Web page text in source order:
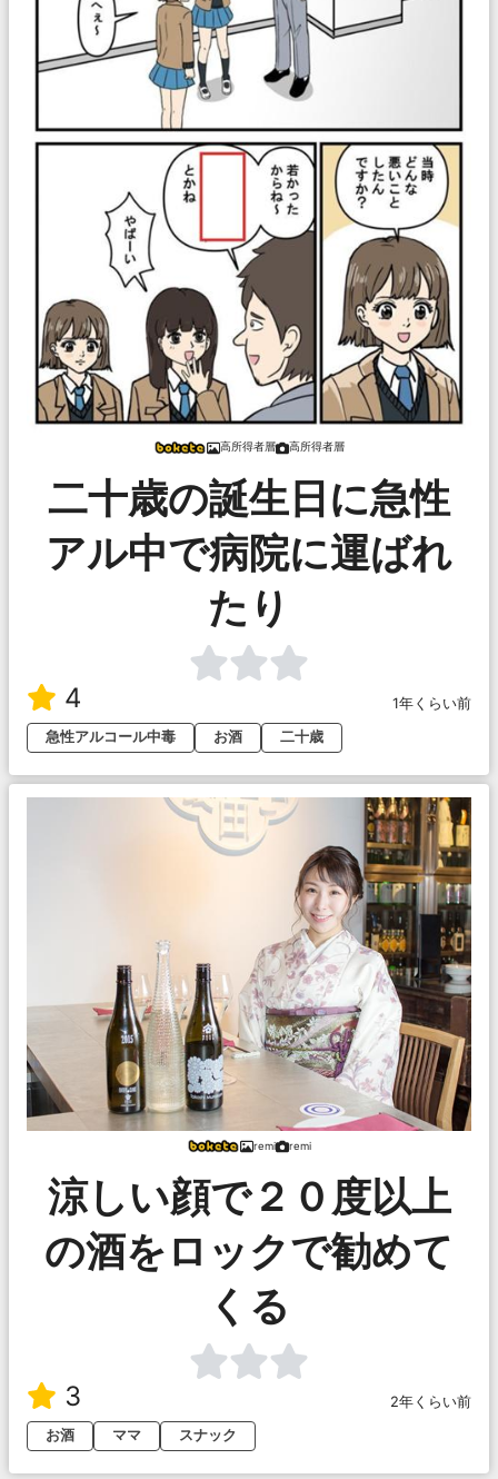
高所得者層 高所得者層
二十歳の誕生日に急性
アル中で病院に運ばれ
たり
4
1年くらい前
急性アルコール中毒
お酒 二十歳
remi remi
涼しい顔で２０度以上
の酒をロックで勧めて
くる
3
2年くらい前
お酒
ママ スナック